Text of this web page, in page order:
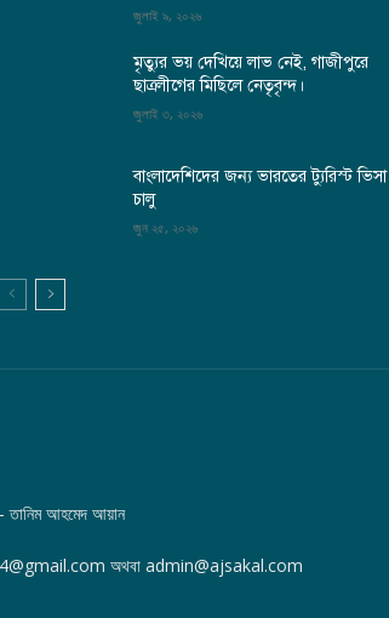
জুলাই ৯, ২০২৬
মৃত্যুর ভয় দেখিয়ে লাভ নেই, গাজীপুরে
ছাত্রলীগের মিছিলে নেতৃবৃন্দ।
জুলাই ৩, ২০২৬
বাংলাদেশিদের জন্য ভারতের ট্যুরিস্ট ভিসা
চালু
জুন ২৫, ২০২৬
তানিম আহমেদ আয়ান
অথবা admin@ajsakal.com